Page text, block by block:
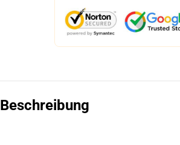
Beschreibung